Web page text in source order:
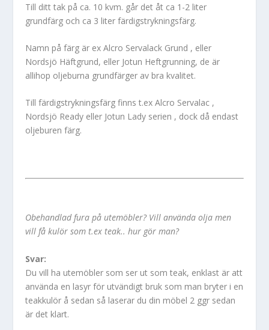
Till ditt tak på ca. 10 kvm. går det åt ca 1-2 liter
grundfärg och ca 3 liter färdigstrykningsfärg.
Namn på färg är ex Alcro Servalack Grund , eller
Nordsjö Häftgrund, eller Jotun Heftgrunning, de är
allihop oljeburna grundfärger av bra kvalitet.
Till färdigstrykningsfärg finns t.ex Alcro Servalac ,
Nordsjö Ready eller Jotun Lady serien , dock då endast
oljeburen färg.
Obehandlad fura på utemöbler? Vill använda olja men
vill få kulör som t.ex teak.. hur gör man?
Svar:
Du vill ha utemöbler som ser ut som teak, enklast är att
använda en lasyr för utvändigt bruk som man bryter i en
teakkulör å sedan så laserar du din möbel 2 ggr sedan
är det klart.